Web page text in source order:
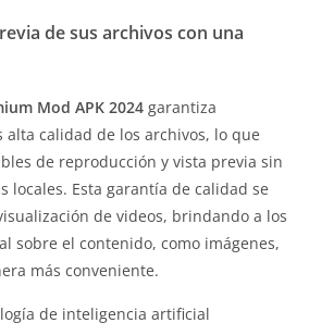
de sus archivos con una
Mod APK 2024 garantiza
calidad de los archivos, lo que
de reproducción y vista previa sin
locales. Esta garantía de calidad se
de videos, brindando a los
sobre el contenido, como imágenes,
más conveniente.
de inteligencia artificial